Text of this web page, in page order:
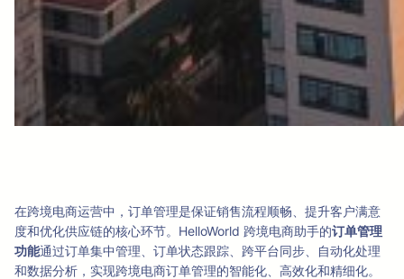
在跨境电商运营中，订单管理是保证销售流程顺畅、提升客户满意
度和优化供应链的核心环节。HelloWorld 跨境电商助手的订单管理
功能通过订单集中管理、订单状态跟踪、跨平台同步、自动化处理
和数据分析，实现跨境电商订单管理的智能化、高效化和精细化。